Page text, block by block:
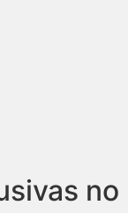
no